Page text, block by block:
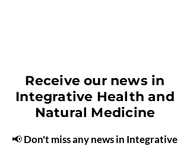
Receive our news in
Integrative Health and
Natural Medicine
📢Don't miss any news in Integrative